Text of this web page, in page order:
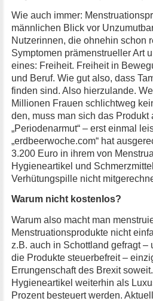
Wie auch immer:
männlichen Blick vor
Nutzerinnen, die ohnehin schon
Symptomen prämenstrueller Art
eines: Freiheit. Freiheit in
und Beruf. Wie gut also, dass
finden sind. Also hierzulande.
Millionen Frauen schlichtweg
den, muss man sich das
„Periodenarmut“ – erst einmal
„erdbeerwoche.com“ hat
3.200 Euro in ihrem von
Hygieneartikel und
Verhütungspille nicht
Warum nicht kostenlos?
Warum also macht man
Menstruationsprodukte nicht
z.B. auch in Schottland gefragt
die Produkte steuerbefreit –
Errungenschaft des Brexit
Hygieneartikel weiterhin als
Prozent besteuert werden.